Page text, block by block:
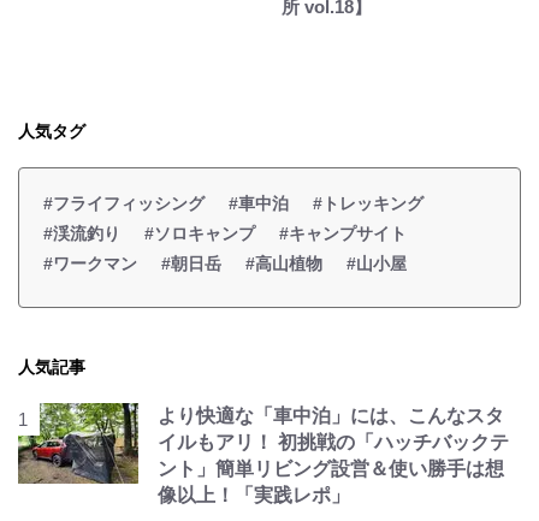
所 vol.18】
人気タグ
#フライフィッシング #車中泊
#トレッキング
#渓流釣り
#ソロキャンプ
#キャンプサイト
#ワークマン
#朝日岳 #高山植物 #山小屋
人気記事
より快適な「車中泊」には、こんなスタ
イルもアリ！ 初挑戦の「ハッチバックテ
ント」簡単リビング設営＆使い勝手は想
像以上！「実践レポ」